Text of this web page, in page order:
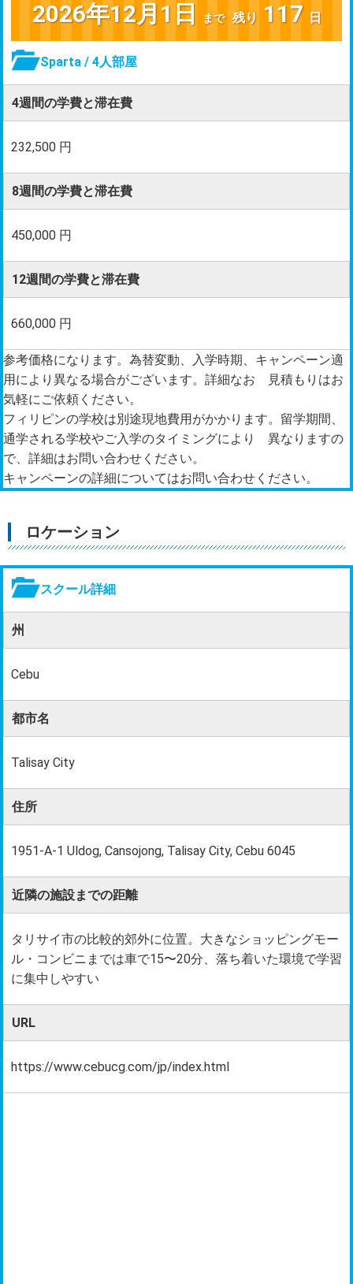
2026年12月1日 まで 残り117 日
Sparta / 4人部屋
4週間の学費と滞在費
232,500 円
8週間の学費と滞在費
450,000 円
12週間の学費と滞在費
660,000 円
参考価格になります。為替変動、入学時期、キャンペーン適
用により異なる場合がございます。詳細なお 見積もりはお
気軽にご依頼ください。
フィリピンの学校は別途現地費用がかかります。留学期間、
通学される学校やご入学のタイミングにより 異なりますの
で、詳細はお問い合わせください。
キャンペーンの詳細についてはお問い合わせください。
ロケーション
スクール詳細
州
Cebu
都市名
Talisay City
住所
1951-A-1 Uldog, Cansojong, Talisay City, Cebu 6045
近隣の施設までの距離
タリサイ市の比較的郊外に位置。大きなショッピングモー
ル・コンビニまでは車で15〜20分、落ち着いた環境で学習
に集中しやすい
URL
https://www.cebucg.com/jp/index.html